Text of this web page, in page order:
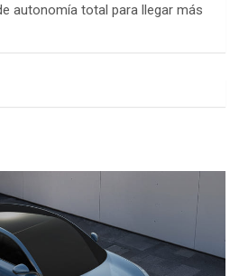
autonomía total para llegar más